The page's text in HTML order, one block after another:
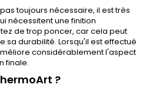
toujours nécessaire, il est très
nécessitent une finition
de trop poncer, car cela peut
sa durabilité. Lorsqu'il est effectué
considérablement l'aspect
finale.
?